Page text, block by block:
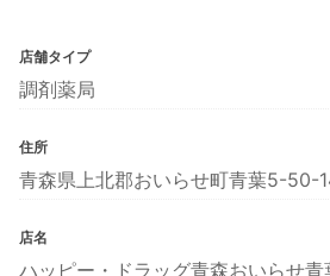
店舗タイプ
調剤薬局
住所
青森県上北郡おいらせ町青葉5-50-
店名
ハッピー・ドラッグ青森おいらせ